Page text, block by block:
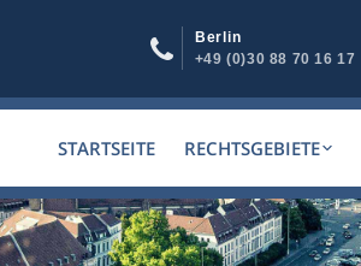
Berlin
+49 (0)30 88 70 16 17
STARTSEITE RECHTSGEBIETE